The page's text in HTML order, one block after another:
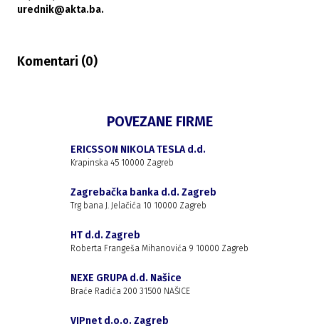
urednik@akta.ba.
Komentari (0)
POVEZANE FIRME
ERICSSON NIKOLA TESLA d.d.
Krapinska 45 10000 Zagreb
Zagrebačka banka d.d. Zagreb
Trg bana J. Jelačića 10 10000 Zagreb
HT d.d. Zagreb
Roberta Frangeša Mihanovića 9 10000 Zagreb
NEXE GRUPA d.d. Našice
Braće Radića 200 31500 NAŠICE
VIPnet d.o.o. Zagreb